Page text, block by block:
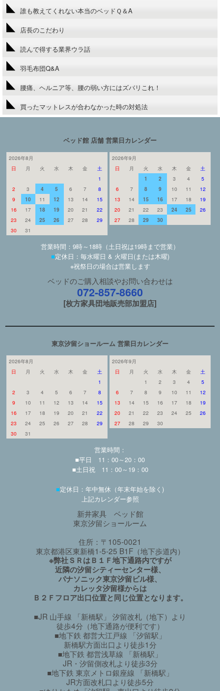
誰も教えてくれない本当のベッドＱ＆A
店長のこだわり
読んで得する業界ウラ話
羽毛布団Q&A
腰痛、ヘルニア等、腰の弱い方にはズバリこれ！
買ったマットレスが合わなかった時の対処法
ベッド館 店舗 営業日カレンダー
2026年8月
日
月 火 水 木 金
土
1
2
3 4 5 6 7
8
9
10 11 12 13 14
15
16
17 18 19 20 21
22
23
24 25 26 27 28
29
30
31
2026年9月
日
月 火 水 木 金
土
1
2 3 4
5
6
7 8 9 10 11
12
13
14 15 16 17 18
19
20
21 22 23 24 25
26
27
28 29 30
営業時間：9時～18時（土日祝は19時まで営業）
■定休日：毎水曜日 & 火曜日(または木曜)
※祝祭日の場合は営業します
ベッドのご購入相談やお問い合わせは
072-857-8660
[枚方家具団地販売部加盟店]
東京汐留ショールーム 営業日カレンダー
2026年8月
日
月 火 水 木 金
土
1
2
3 4 5 6 7
8
9
10 11 12 13 14
15
16
17 18 19 20 21
22
23
24 25 26 27 28
29
30
31
2026年9月
日
月 火 水 木 金
土
1
2 3 4
5
6
7 8 9 10 11
12
13
14 15 16 17 18
19
20
21 22 23 24 25
26
27
28 29 30
営業時間：
■平日 11：00～20：00
■土日祝 11：00～19：00
■定休日：年中無休（年末年始を除く)
上記カレンダー参照
新井家具 ベッド館
東京汐留ショールーム
住所：〒105-0021
東京都港区東新橋1-5-25 B1F（地下歩道内）
※弊社ＳＲはＢ１Ｆ地下通路内ですが
近隣の汐留シティーセンター様、
パナソニック東京汐留ビル様、
カレッタ汐留様からは
Ｂ２Ｆフロア出口位置と同じ位置となります。
■JR 山手線 「新橋駅」 汐留改札（地下）より
徒歩4分（地下通路が便利です）
■地下鉄 都営大江戸線 「汐留駅」
新橋駅方面出口より徒歩1分
■地下鉄 都営浅草線 「新橋駅」
JR・汐留側改札より徒歩3分
■地下鉄 東京メトロ銀座線 「新橋駅」
JR方面改札口より徒歩5分